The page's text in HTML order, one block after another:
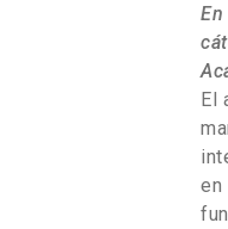
El
en